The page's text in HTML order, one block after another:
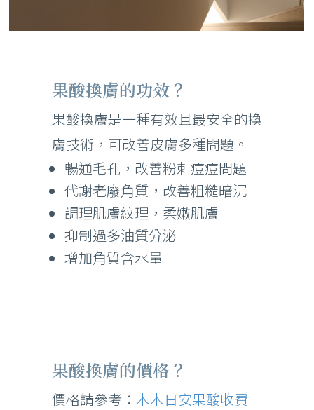
果酸換膚的功效？
果酸換膚是一種有效且最安全的換
膚技術，可改善皮膚多種問題。
暢通毛孔，改善粉刺痘痘問題
代謝老廢角質，改善粗糙暗沉
調理肌膚紋理，柔嫩肌膚
抑制過多油質分泌
增加角質含水量
果酸換膚的價格？
價格請參考： 木木日安果酸收費